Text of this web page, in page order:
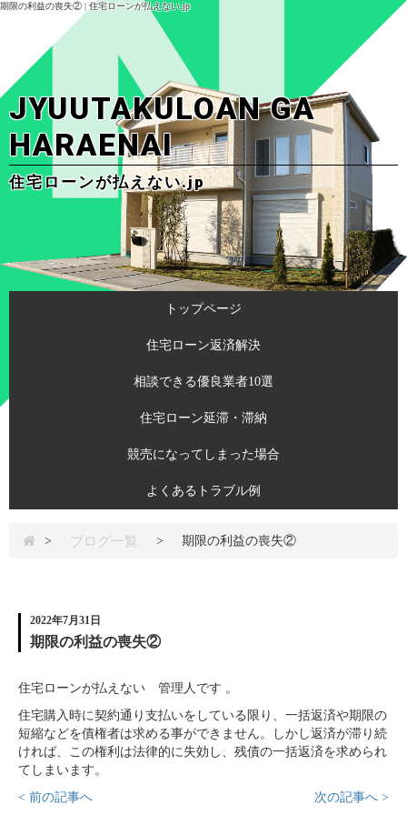
期限の利益の喪失② | 住宅ローンが払えない.jp
JYUUTAKULOAN GA
HARAENAI
住宅ローンが払えない.jp
トップページ
住宅ローン返済解決
相談できる優良業者10選
住宅ローン延滞・滞納
競売になってしまった場合
よくあるトラブル例
> ブログ一覧 > 期限の利益の喪失②
2022年7月31日
期限の利益の喪失②
住宅ローンが払えない 管理人です 。
住宅購入時に契約通り支払いをしている限り、一括返済や期限の
短縮などを債権者は求める事ができません。しかし返済が滞り続
ければ、この権利は法律的に失効し、残債の一括返済を求められ
てしまいます。
< 前の記事へ
次の記事へ >